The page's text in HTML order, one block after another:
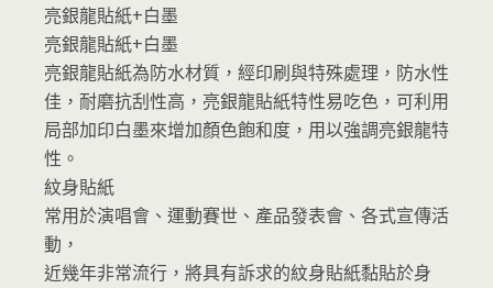
亮銀龍貼紙+白墨
亮銀龍貼紙+白墨
亮銀龍貼紙為防水材質，經印刷與特殊處理，防水性
佳，耐磨抗刮性高，亮銀龍貼紙特性易吃色，可利用
局部加印白墨來增加顏色飽和度，用以強調亮銀龍特
性。
紋身貼紙
常用於演唱會、運動賽世、產品發表會、各式宣傳活
動，
近幾年非常流行，將具有訴求的紋身貼紙黏貼於身